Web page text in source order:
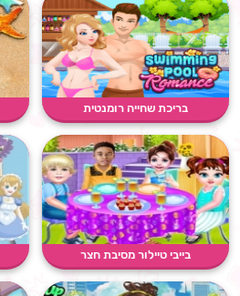
בריכת שחייה רומנטית
בייבי טיילור מסיבת חצר